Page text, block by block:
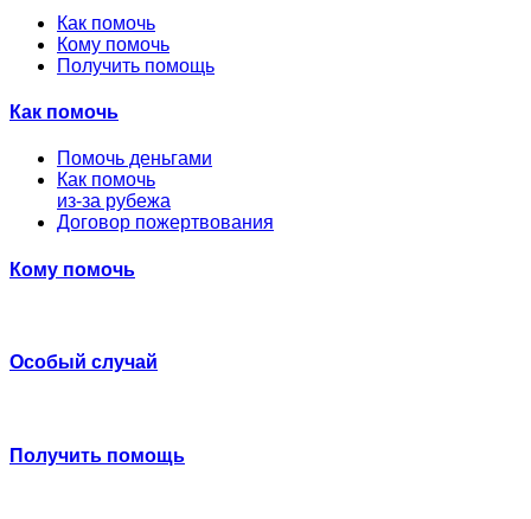
Как помочь
Кому помочь
Получить помощь
Как помочь
Помочь деньгами
Как помочь
из-за рубежа
Договор пожертвования
Кому помочь
Особый случай
Получить помощь